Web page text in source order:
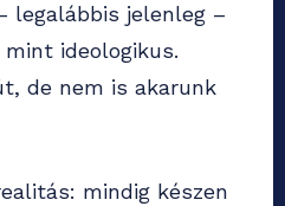
legalábbis jelenleg –
ideologikus.
de nem is akarunk
mindig készen